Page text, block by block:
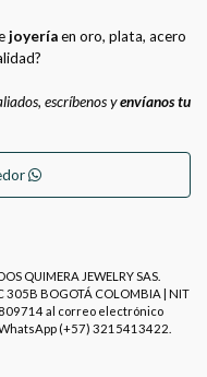
joyeríaen oro, plata, acero
escríbenos yenvíanos tu
QUIMERA JEWELRY SAS.
305B BOGOTÁ COLOMBIA | NIT
al correo electrónico
(+57) 3215413422.